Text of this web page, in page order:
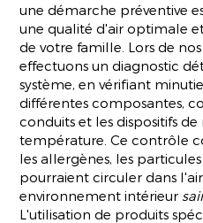
une démarche préventive
une qualité d'air optimale
de votre famille. Lors de
effectuons un diagnostic
système, en vérifiant
différentes composantes,
conduits et les dispositifs
température. Ce contrôle
les allergènes, les
pourraient circuler dans
environnement intérieur
L'utilisation de produits